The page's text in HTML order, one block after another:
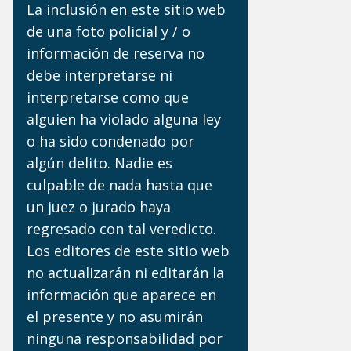
La inclusión en este sitio web
de una foto policial y / o
información de reserva no
debe interpretarse ni
interpretarse como que
alguien ha violado alguna ley
o ha sido condenado por
algún delito. Nadie es
culpable de nada hasta que
un juez o jurado haya
regresado con tal veredicto.
Los editores de este sitio web
no actualizarán ni editarán la
información que aparece en
el presente y no asumirán
ninguna responsabilidad por